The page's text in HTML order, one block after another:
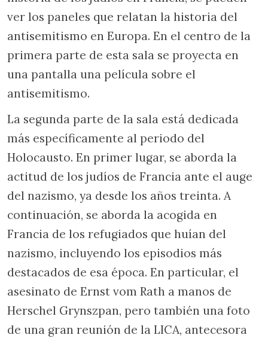
ver los paneles que relatan la historia del
antisemitismo en Europa. En el centro de la
primera parte de esta sala se proyecta en
una pantalla una película sobre el
antisemitismo.
La segunda parte de la sala está dedicada
más específicamente al periodo del
Holocausto. En primer lugar, se aborda la
actitud de los judíos de Francia ante el auge
del nazismo, ya desde los años treinta. A
continuación, se aborda la acogida en
Francia de los refugiados que huían del
nazismo, incluyendo los episodios más
destacados de esa época. En particular, el
asesinato de Ernst vom Rath a manos de
Herschel Grynszpan, pero también una foto
de una gran reunión de la LICA, antecesora